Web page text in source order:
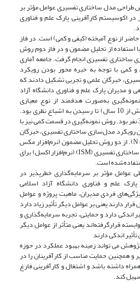
مدل ساختاری تفسیری عوامل مؤثر بر
اکوسیستم کارآفرینی پارک علم و فناوری
از نوع آمیخته (کیفی و کمی) است. در فاز
استفاده از تحلیل مضمون و در فاز دوم روش
تفسیری انجام گرفت. جامعه آماری
با توجه به خبره محور بودن رویکرد
خبرگان علمی و تجربی تشکیل دادند که
و مدیران پارک علم و فناوری دانشگاه آزاد
به‌صورت هدفمند از نوع معیاری
(معیار داشتن تجربه بیش از 10 سال) تا رسیدن به اشباع نظری بود.
تعداد نمونه‌ها شامل 30 نفر بود. روش نمونه‌گیری در قسمت کمی نیز با
رویکرد مدل‌سازی ساختاری تفسیری، خبرگان
بخش کیفی بودند (20= N). از دو روش تحلیل مضمون (نرم‌افزار مکس
کیودی‌ای) و مدل‌سازی ساختاری تفسیری (ISM) (نرم‌افزار اکسل) برای
است.
اصلی عوامل مؤثر بر سرمایه‌گذاری خطرپذیر در
علم و فناوری دانشگاه آزاد اسلامی
فردی مدیران، ماهیت پروژه و عوامل
دارند یعنی بر عوامل دیگر تأثیر زیاد دارد
اندکی دارد و حمایتی، تجربه سرمایه‌گذاری و
قرارگرفته‌اند یعنی متأثر از عوامل دیگر
اندکی دارند
می تواند زمینه بهبود عملکرد در حوزه
و همچنین حمایت مناسب از کارآفرینان را در
داشته باشد و اشتغال و کارآفرینی فارغ
کند.